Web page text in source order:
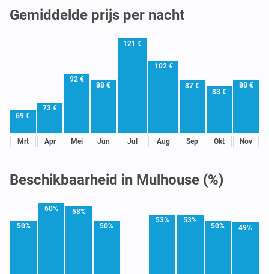
Gemiddelde prijs per nacht
69 €
Mrt
73 €
Apr
92 €
Mei
88 €
Jun
121 €
Jul
102 €
Aug
87 €
Sep
83 €
Okt
88 €
Nov
Beschikbaarheid in Mulhouse (%)
50%
60% 58%
50%
53% 53%
50% 49%